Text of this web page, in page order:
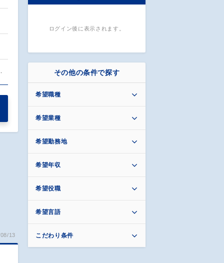
13
ログイン後に表示されます。
その他の条件で探す
希望職種
希望業種
希望勤務地
希望年収
希望役職
希望言語
こだわり条件